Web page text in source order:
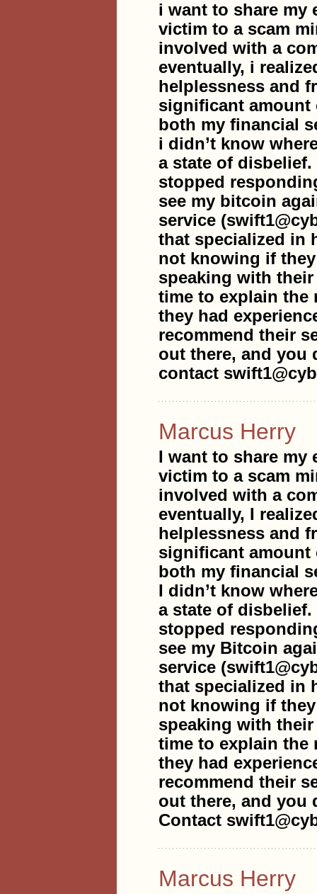
i want to share my
victim to a scam
involved with a
eventually, i
helplessness and
significant amount
both my financial
i didn’t know
a state of
stopped
see my bitcoin
service
that specialized in
not knowing if
speaking with
time to explain the
they had
recommend their
out there, and you
contact
Marcus Herry
I want to share my
victim to a scam
involved with a
eventually, I
helplessness and
significant amount
both my financial
I didn’t know
a state of
stopped
see my Bitcoin
service
that specialized in
not knowing if
speaking with
time to explain the
they had
recommend their
out there, and you
Contact
Marcus Herry